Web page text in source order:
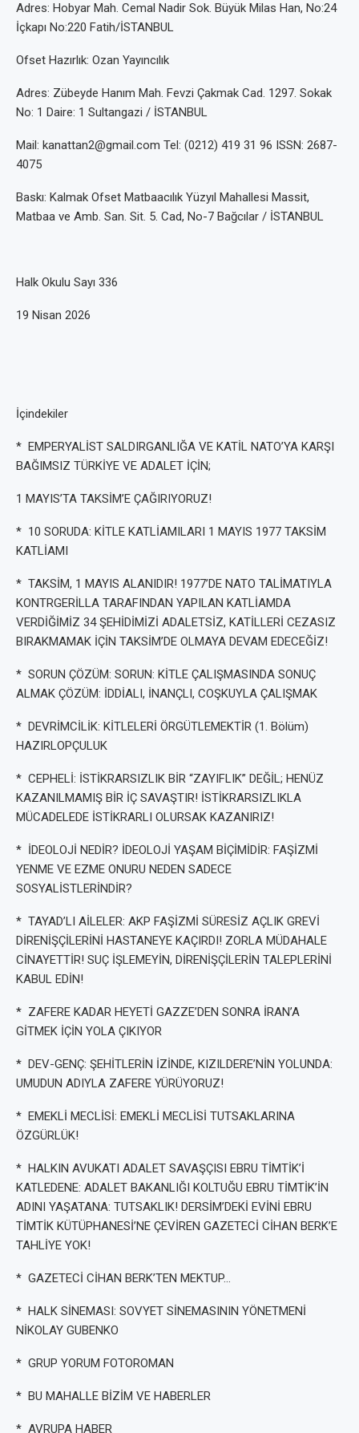
Adres: Hobyar Mah. Cemal Nadir Sok. Büyük Milas Han, No:24
İçkapı No:220 Fatih/İSTANBUL
Ofset Hazırlık: Ozan Yayıncılık
Adres: Zübeyde Hanım Mah. Fevzi Çakmak Cad. 1297. Sokak
No: 1 Daire: 1 Sultangazi / İSTANBUL
Mail: kanattan2@gmail.com Tel: (0212) 419 31 96 ISSN: 2687-
4075
Baskı: Kalmak Ofset Matbaacılık Yüzyıl Mahallesi Massit,
Matbaa ve Amb. San. Sit. 5. Cad, No-7 Bağcılar / İSTANBUL
Halk Okulu Sayı 336
19 Nisan 2026
İçindekiler
* EMPERYALİST SALDIRGANLIĞA VE KATİL NATO’YA KARŞI
BAĞIMSIZ TÜRKİYE VE ADALET İÇİN;
1 MAYIS’TA TAKSİM’E ÇAĞIRIYORUZ!
* 10 SORUDA: KİTLE KATLİAMILARI 1 MAYIS 1977 TAKSİM
KATLİAMI
* TAKSİM, 1 MAYIS ALANIDIR! 1977’DE NATO TALİMATIYLA
KONTRGERİLLA TARAFINDAN YAPILAN KATLİAMDA
VERDİĞİMİZ 34 ŞEHİDİMİZİ ADALETSİZ, KATİLLERİ CEZASIZ
BIRAKMAMAK İÇİN TAKSİM’DE OLMAYA DEVAM EDECEĞİZ!
* SORUN ÇÖZÜM: SORUN: KİTLE ÇALIŞMASINDA SONUÇ
ALMAK ÇÖZÜM: İDDİALI, İNANÇLI, COŞKUYLA ÇALIŞMAK
* DEVRİMCİLİK: KİTLELERİ ÖRGÜTLEMEKTİR (1. Bölüm)
HAZIRLOPÇULUK
* CEPHELİ: İSTİKRARSIZLIK BİR “ZAYIFLIK” DEĞİL; HENÜZ
KAZANILMAMIŞ BİR İÇ SAVAŞTIR! İSTİKRARSIZLIKLA
MÜCADELEDE İSTİKRARLI OLURSAK KAZANIRIZ!
* İDEOLOJİ NEDİR? İDEOLOJİ YAŞAM BİÇİMİDİR: FAŞİZMİ
YENME VE EZME ONURU NEDEN SADECE
SOSYALİSTLERİNDİR?
* TAYAD’LI AİLELER: AKP FAŞİZMİ SÜRESİZ AÇLIK GREVİ
DİRENİŞÇİLERİNİ HASTANEYE KAÇIRDI! ZORLA MÜDAHALE
CİNAYETTİR! SUÇ İŞLEMEYİN, DİRENİŞÇİLERİN TALEPLERİNİ
KABUL EDİN!
* ZAFERE KADAR HEYETİ GAZZE’DEN SONRA İRAN’A
GİTMEK İÇİN YOLA ÇIKIYOR
* DEV-GENÇ: ŞEHİTLERİN İZİNDE, KIZILDERE’NİN YOLUNDA:
UMUDUN ADIYLA ZAFERE YÜRÜYORUZ!
* EMEKLİ MECLİSİ: EMEKLİ MECLİSİ TUTSAKLARINA
ÖZGÜRLÜK!
* HALKIN AVUKATI ADALET SAVAŞÇISI EBRU TİMTİK’İ
KATLEDENE: ADALET BAKANLIĞI KOLTUĞU EBRU TİMTİK’İN
ADINI YAŞATANA: TUTSAKLIK! DERSİM’DEKİ EVİNİ EBRU
TİMTİK KÜTÜPHANESİ’NE ÇEVİREN GAZETECİ CİHAN BERK’E
TAHLİYE YOK!
* GAZETECİ CİHAN BERK’TEN MEKTUP…
* HALK SİNEMASI: SOVYET SİNEMASININ YÖNETMENİ
NİKOLAY GUBENKO
* GRUP YORUM FOTOROMAN
* BU MAHALLE BİZİM VE HABERLER
* AVRUPA HABER